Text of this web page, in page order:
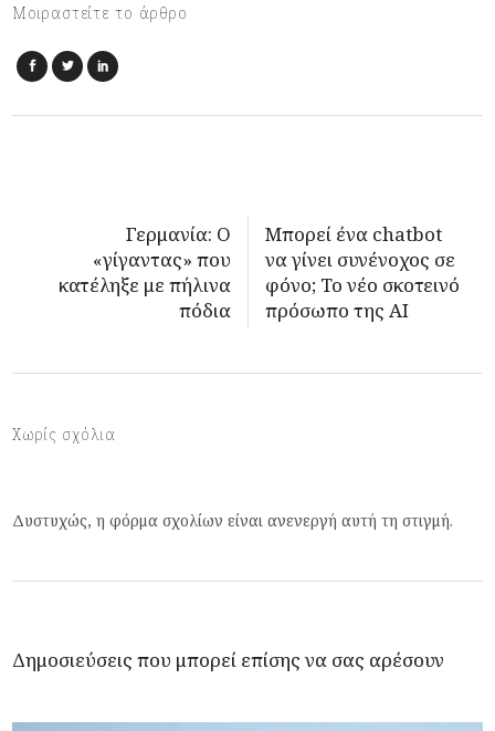
Μοιραστείτε το άρθρο
Γερμανία: Ο
«γίγαντας» που
κατέληξε με πήλινα
πόδια
Μπορεί ένα chatbot
να γίνει συνένοχος σε
φόνο; Το νέο σκοτεινό
πρόσωπο της AI
Χωρίς σχόλια
Δυστυχώς, η φόρμα σχολίων είναι ανενεργή αυτή τη στιγμή.
Δημοσιεύσεις που μπορεί επίσης να σας αρέσουν